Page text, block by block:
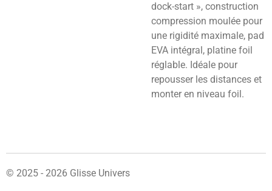
dock-start », construction
compression moulée pour
une rigidité maximale, pad
EVA intégral, platine foil
réglable. Idéale pour
repousser les distances et
monter en niveau foil.
© 2025 - 2026 Glisse Univers